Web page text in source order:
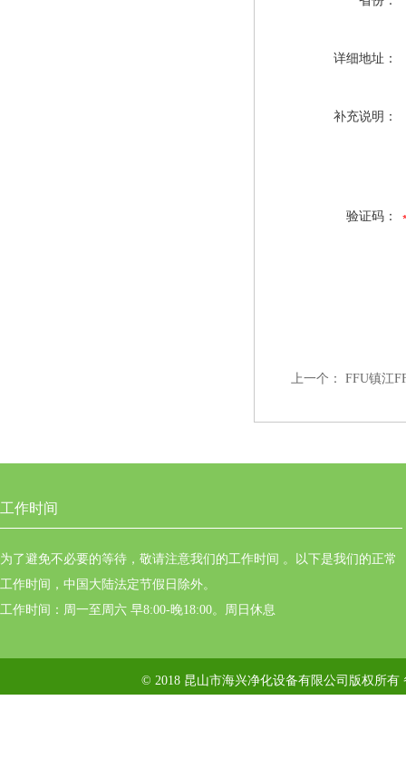
详细地址：
补充说明：
验证码：
上一个： FFU镇江
工作时间
为了避免不必要的等待，敬请注意我们的工作时间 。以下是我们的正常
工作时间，中国大陆法定节假日除外。
工作时间：周一至周六 早8:00-晚18:00。周日休息
© 2018 昆山市海兴净化设备有限公司版权所有